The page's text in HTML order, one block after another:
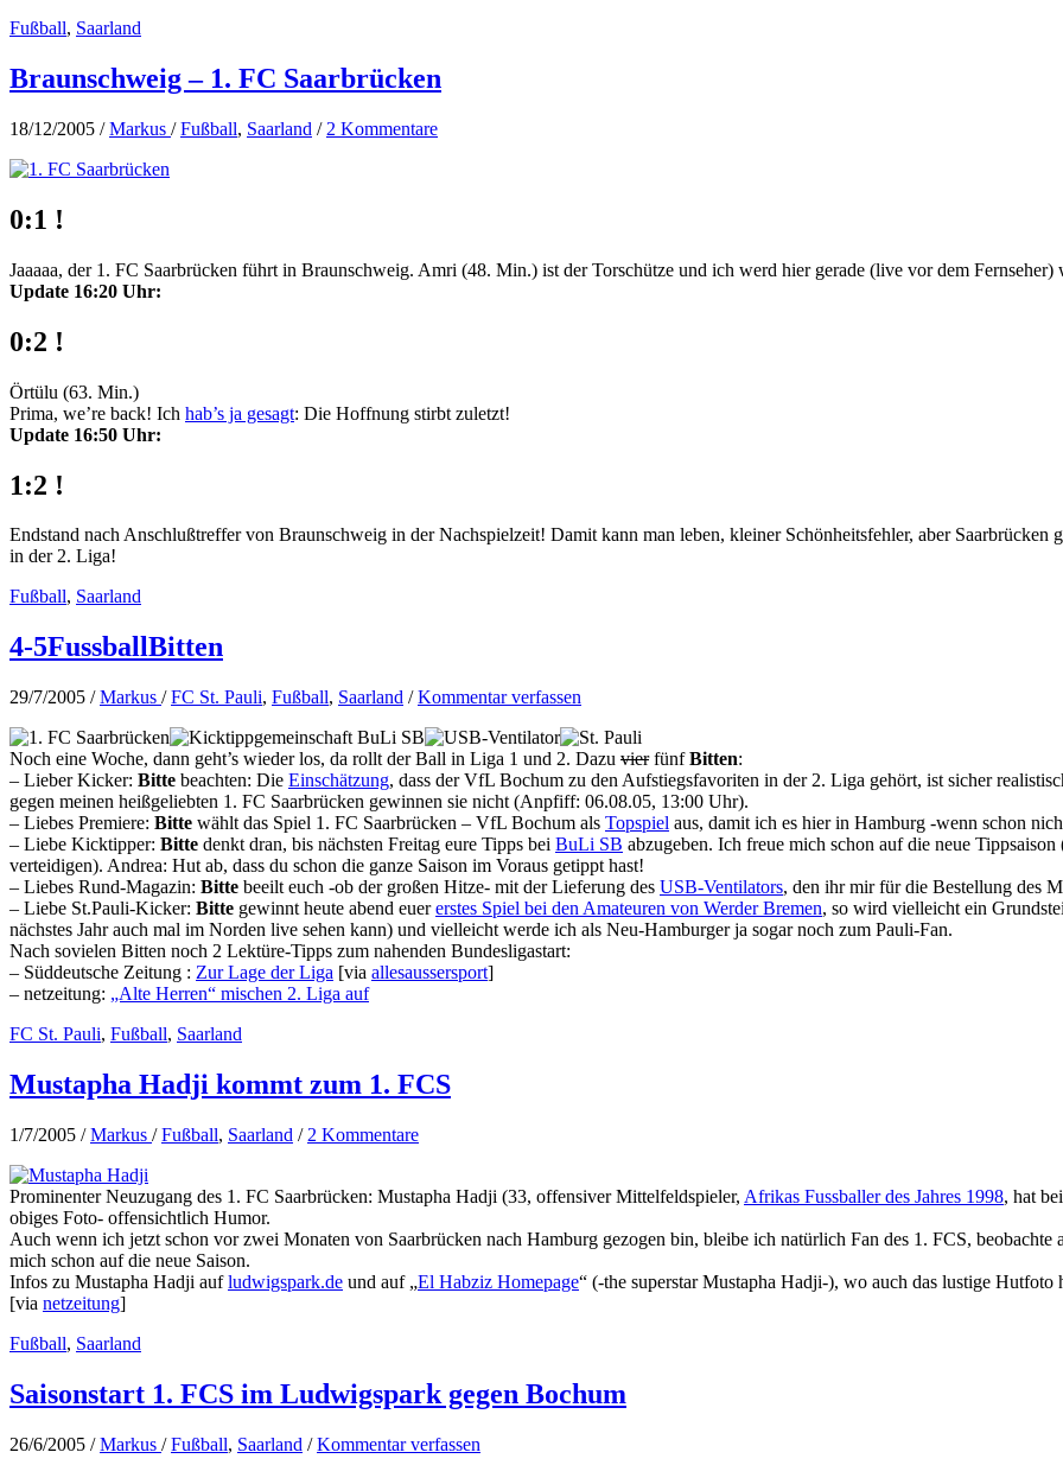
Fußball, Saarland
Braunschweig – 1. FC Saarbrücken
18/12/2005 /Markus /Fußball, Saarland / 2 Kommentare
0:1 !
Jaaaaa, der 1. FC Saarbrücken führt in Braunschweig. Amri (48. Min.) ist der Torschütze und ich werd hier gerade (live vor dem Fernseher)
Update 16:20 Uhr:
0:2 !
Örtülu (63. Min.)
Prima, we’re back! Ich hab’s ja gesagt: Die Hoffnung stirbt zuletzt!
Update 16:50 Uhr:
1:2 !
Endstand nach Anschlußtreffer von Braunschweig in der Nachspielzeit! Damit kann man leben, kleiner Schönheitsfehler, aber
in der 2. Liga!
Fußball, Saarland
4-5FussballBitten
29/7/2005 /Markus /FC St. Pauli, Fußball, Saarland /Kommentar verfassen
Noch eine Woche, dann geht’s wieder los, da rollt der Ball in Liga 1 und 2. Dazu vierfünfBitten:
– Lieber Kicker: Bitte beachten: Die Einschätzung, dass der VfL Bochum zu den Aufstiegsfavoriten in der 2. Liga gehört, ist sicher
gegen meinen heißgeliebten 1. FC Saarbrücken gewinnen sie nicht (Anpfiff: 06.08.05, 13:00 Uhr).
– Liebes Premiere: Bitte wählt das Spiel 1. FC Saarbrücken – VfL Bochum als Topspiel aus, damit ich es hier in Hamburg -wenn schon
– Liebe Kicktipper: Bitte denkt dran, bis nächsten Freitag eure Tipps bei BuLi SB abzugeben. Ich freue mich schon auf die neue
verteidigen). Andrea: Hut ab, dass du schon die ganze Saison im Voraus getippt hast!
– Liebes Rund-Magazin: Bitte beeilt euch -ob der großen Hitze- mit der Lieferung des USB-Ventilators, den ihr mir für die Bestellung des
– Liebe St.Pauli-Kicker: Bitte gewinnt heute abend euererstes Spiel bei den Amateuren von Werder Bremen, so wird vielleicht ein
nächstes Jahr auch mal im Norden live sehen kann) und vielleicht werde ich als Neu-Hamburger ja sogar noch zum Pauli-Fan.
Nach sovielen Bitten noch 2 Lektüre-Tipps zum nahenden Bundesligastart:
– Süddeutsche Zeitung : Zur Lage der Liga [via allesaussersport]
– netzeitung: „Alte Herren“ mischen 2. Liga auf
FC St. Pauli, Fußball, Saarland
Mustapha Hadji kommt zum 1. FCS
1/7/2005 /Markus /Fußball, Saarland / 2 Kommentare
Prominenter Neuzugang des 1. FC Saarbrücken: Mustapha Hadji (33, offensiver Mittelfeldspieler, Afrikas Fussballer des Jahres 1998, hat
obiges Foto- offensichtlich Humor.
Auch wenn ich jetzt schon vor zwei Monaten von Saarbrücken nach Hamburg gezogen bin, bleibe ich natürlich Fan des 1. FCS, beobachte
mich schon auf die neue Saison.
Infos zu Mustapha Hadji aufludwigspark.de und auf „El Habziz Homepage“ (-the superstar Mustapha Hadji-), wo auch das lustige Hutfoto
[via netzeitung]
Fußball, Saarland
Saisonstart 1. FCS im Ludwigspark gegen Bochum
26/6/2005 /Markus /Fußball, Saarland /Kommentar verfassen